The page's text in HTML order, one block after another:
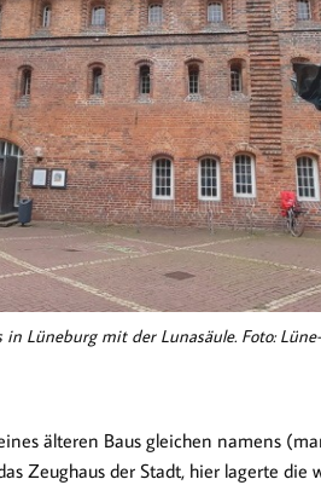
in Lüneburg mit der Lunasäule. Foto:
älteren Baus gleichen namens
Zeughaus der Stadt, hier lagerte